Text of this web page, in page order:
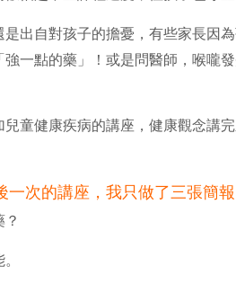
出自對孩子的擔憂，有些家長因
強一點的藥」！或是問醫師，喉嚨
童健康疾病的講座，健康觀念講
一次的講座，我只做了三張簡報